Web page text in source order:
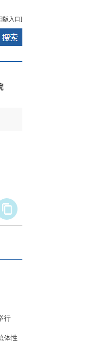
旧版 入口]
行
体性